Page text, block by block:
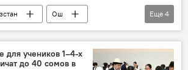
Ош
школа
Еще 4
для учеников 1–4-х
до 40 сомов в